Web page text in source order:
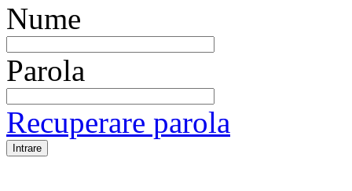
Nume
Parola
Recuperare parola